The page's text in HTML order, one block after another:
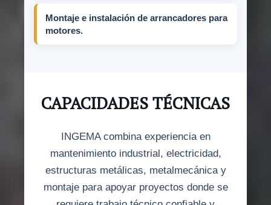
Montaje e instalación de arrancadores para
motores.
CAPACIDADES TÉCNICAS
INGEMA combina experiencia en
mantenimiento industrial, electricidad,
estructuras metálicas, metalmecánica y
montaje para apoyar proyectos donde se